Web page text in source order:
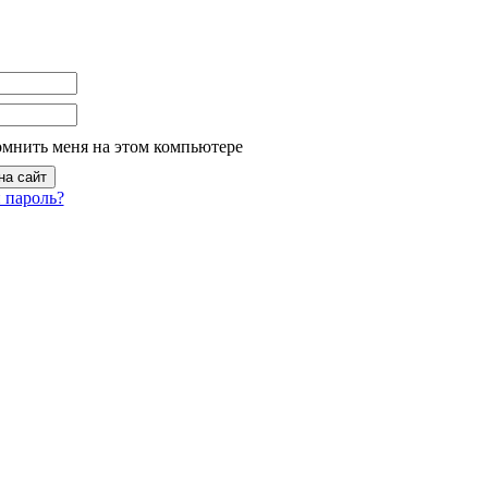
меня на этом компьютере